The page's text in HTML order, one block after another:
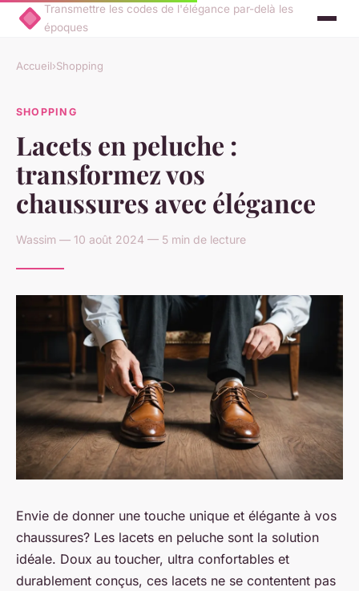
Transmettre les codes de l'élégance par-delà les
époques
Accueil›Shopping
SHOPPING
Lacets en peluche :
transformez vos
chaussures avec élégance
Wassim — 10 août 2024 — 5 min de lecture
Envie de donner une touche unique et élégante à vos
chaussures? Les lacets en peluche sont la solution
idéale. Doux au toucher, ultra confortables et
durablement conçus, ces lacets ne se contentent pas